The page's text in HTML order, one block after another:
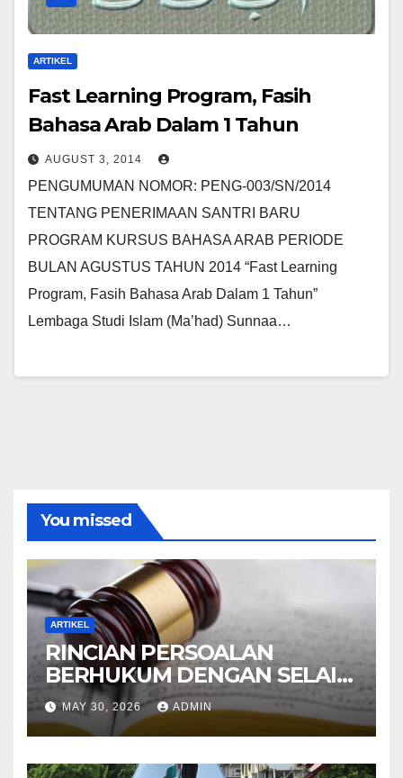
ARTIKEL
Fast Learning Program, Fasih
Bahasa Arab Dalam 1 Tahun
AUGUST 3, 2014
PENGUMUMAN NOMOR: PENG-003/SN/2014
TENTANG PENERIMAAN SANTRI BARU
PROGRAM KURSUS BAHASA ARAB PERIODE
BULAN AGUSTUS TAHUN 2014 “Fast Learning
Program, Fasih Bahasa Arab Dalam 1 Tahun”
Lembaga Studi Islam (Ma’had) Sunnaa…
You missed
ARTIKEL
RINCIAN PERSOALAN
BERHUKUM DENGAN SELAIN
HUKUM ALLAH DALAM
KITAB AT-TAMHID SYARAH
KITAB AT-TAUHID
MAY 30, 2026 ADMIN